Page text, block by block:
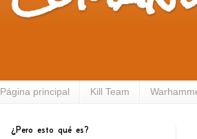
Página principal Kill Team
¿Pero esto qué es?